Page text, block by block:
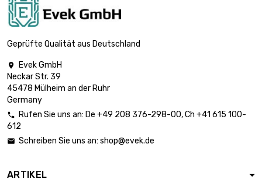
Geprüfte Qualität aus Deutschland

Evek GmbH
Neckar Str. 39
45478 Mülheim an der Ruhr
Germany
 Rufen Sie uns an: De +49 208 376-298-00, Ch +41 615 100-
612
 Schreiben Sie uns an: shop@evek.de
ARTIKEL